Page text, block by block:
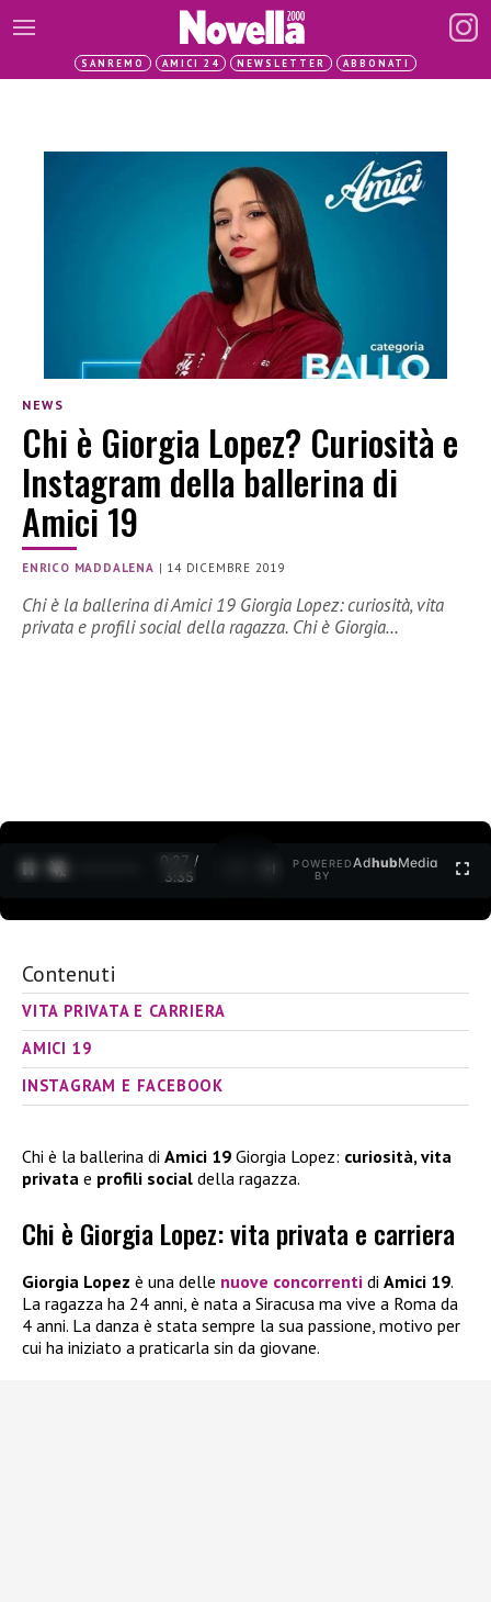
SANREMO AMICI 24 NEWSLETTER ABBONATI
NEWS
Chi è Giorgia Lopez? Curiosità e
Instagram della ballerina di
Amici 19
ENRICO MADDALENA | 14 DICEMBRE 2019
Chi è la ballerina di Amici 19 Giorgia Lopez: curiosità, vita
privata e profili social della ragazza. Chi è Giorgia…
0:28 /
3:35
POWERED
BY
AdhubMedia
Contenuti
VITA PRIVATA E CARRIERA
AMICI 19
INSTAGRAM E FACEBOOK
Chi è la ballerina di Amici 19 Giorgia Lopez: curiosità, vita
privata e profili social della ragazza.
Chi è Giorgia Lopez: vita privata e carriera
Giorgia Lopez è una delle nuove concorrenti di Amici 19.
La ragazza ha 24 anni, è nata a Siracusa ma vive a Roma da
4 anni. La danza è stata sempre la sua passione, motivo per
cui ha iniziato a praticarla sin da giovane.